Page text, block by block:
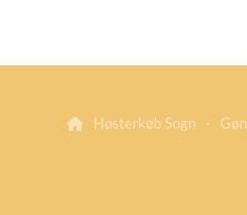
 Høsterkøb Sogn ·